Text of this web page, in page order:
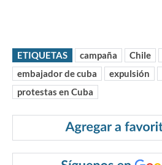
ETIQUETAS campaña Chile
embajador de cuba
expulsión
protestas en Cuba